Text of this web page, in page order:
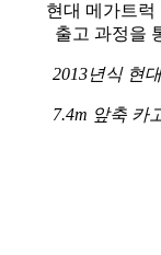
현대 메가트럭
출고 과정을
2013년식 현
7.4m 앞축 카